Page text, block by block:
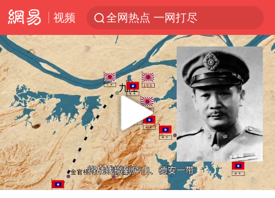
视频 全网热点 一网打尽
Play
00:00 1:10:43